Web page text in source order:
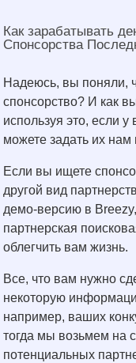
Как зарабатывать
Спонсорства
Надеюсь, вы поняли,
спонсорство? И как
используя это, если
можете задать их
Если вы ищете
другой вид
демо-версию в
партнерская
облегчить вам жизнь.
Все, что вам нужно
некоторую
например, ваших
тогда мы возьмем на
потенциальных